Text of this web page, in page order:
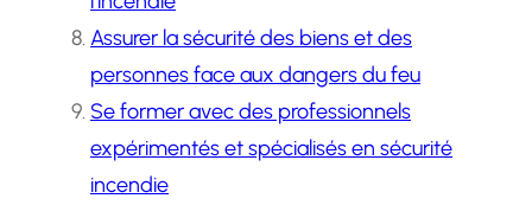
Assurer la sécurité des biens et des
personnes face aux dangers du feu
Se former avec des professionnels
expérimentés et spécialisés en sécurité
incendie